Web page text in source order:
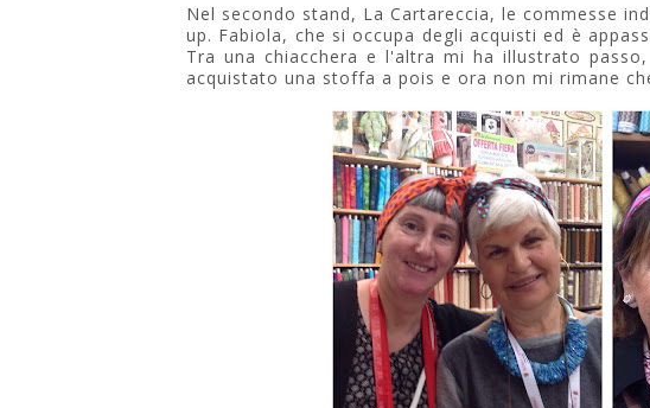
Nel secondo stand, La Cartareccia, le commesse
up. Fabiola, che si occupa degli acquisti ed è
Tra una chiacchera e l'altra mi ha illustrato
acquistato una stoffa a pois e ora non mi rimane